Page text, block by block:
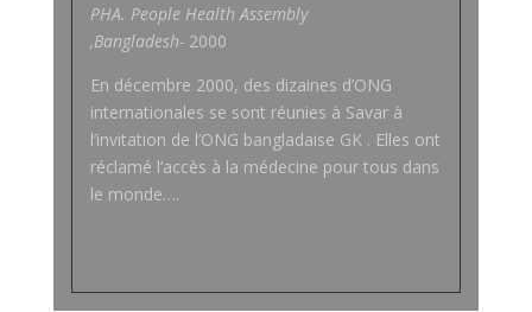
PHA. People Health Assembly
,Bangladesh- 2000
En décembre 2000, des dizaines d’ONG
internationales se sont réunies à Savar à
l’invitation de l’ONG bangladaise GK . Elles ont
réclamé l’accès à la médecine pour tous dans
le monde….